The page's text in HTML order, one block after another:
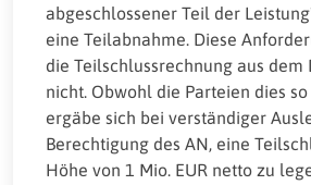
abgeschlossener Teil der
eine Teilabnahme. Diese
die Teilschlussrechnung aus dem
nicht. Obwohl die Parteien dies
ergäbe sich bei verständiger
Berechtigung des AN, eine
Höhe von 1 Mio. EUR netto zu